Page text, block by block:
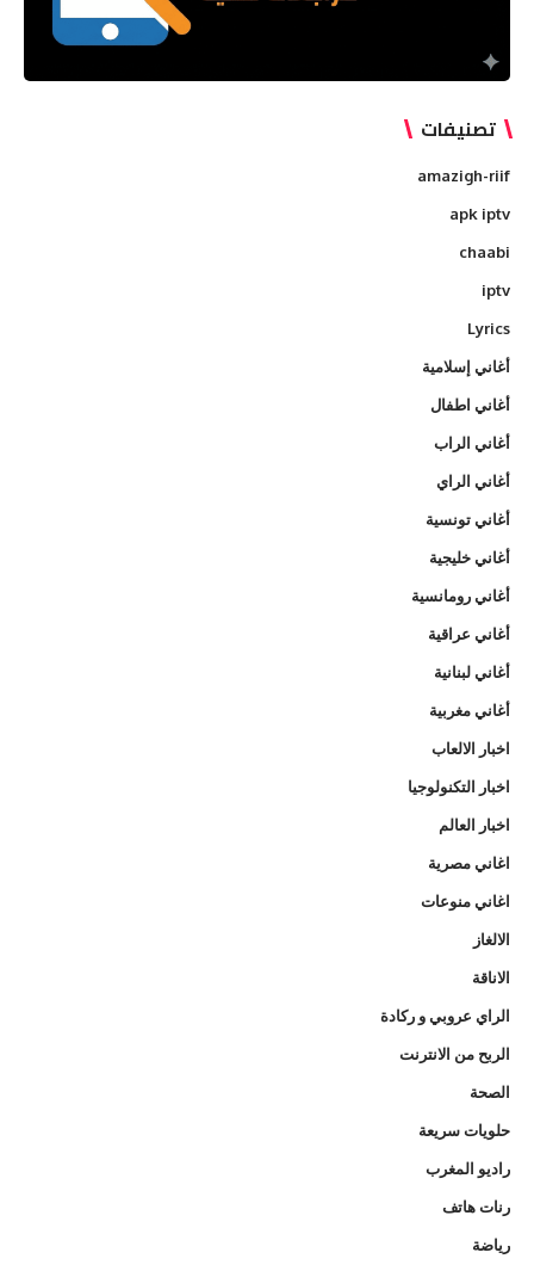
تصنيفات
amazigh-riif
apk iptv
chaabi
iptv
Lyrics
أغاني إسلامية
أغاني اطفال
أغاني الراب
أغاني الراي
أغاني تونسية
أغاني خليجية
أغاني رومانسية
أغاني عراقية
أغاني لبنانية
أغاني مغربية
اخبار الالعاب
اخبار التكنولوجيا
اخبار العالم
اغاني مصرية
اغاني منوعات
الالغاز
الاناقة
الراي عروبي و ركادة
الربح من الانترنت
الصحة
حلويات سريعة
راديو المغرب
رنات هاتف
رياضة